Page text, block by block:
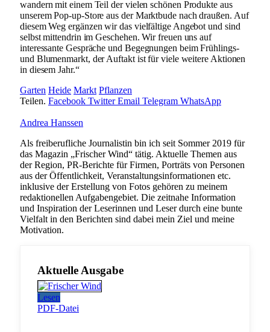
wandern mit einem Teil der vielen schönen Produkte aus
unserem Pop-up-Store aus der Marktbude nach draußen. Auf
diesem Weg ergänzen wir das vielfältige Angebot und sind
selbst mittendrin im Geschehen. Wir freuen uns auf
interessante Gespräche und Begegnungen beim Frühlings-
und Blumenmarkt, der Auftakt ist für viele weitere Aktionen
in diesem Jahr.“
Garten Heide Markt Pflanzen
Teilen. Facebook Twitter Email Telegram WhatsApp
Andrea Hanssen
Als freiberufliche Journalistin bin ich seit Sommer 2019 für
das Magazin „Frischer Wind“ tätig. Aktuelle Themen aus
der Region, PR-Berichte für Firmen, Porträts von Personen
aus der Öffentlichkeit, Veranstaltungsinformationen etc.
inklusive der Erstellung von Fotos gehören zu meinem
redaktionellen Aufgabengebiet. Die zeitnahe Information
und Inspiration der Leserinnen und Leser durch eine bunte
Vielfalt in den Berichten sind dabei mein Ziel und meine
Motivation.
Aktuelle Ausgabe
Lesen
PDF-Datei